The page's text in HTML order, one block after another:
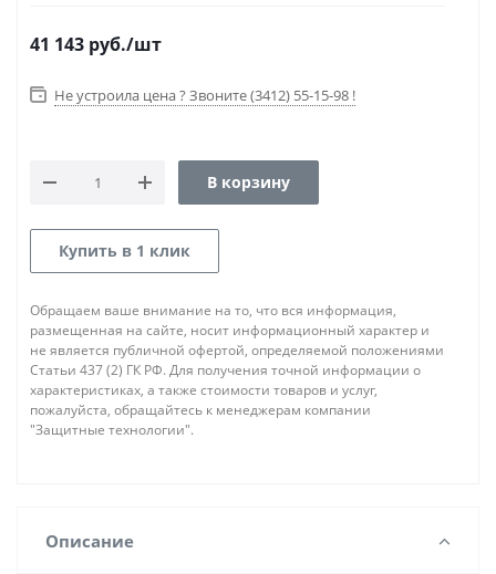
41 143 руб./шт
Не устроила цена ? Звоните (3412) 55-15-98 !
В корзину
Купить в 1 клик
Обращаем ваше внимание на то, что вся информация,
размещенная на сайте, носит информационный характер и
не является публичной офертой, определяемой положениями
Статьи 437 (2) ГК РФ. Для получения точной информации о
характеристиках, а также стоимости товаров и услуг,
пожалуйста, обращайтесь к менеджерам компании
"Защитные технологии".
Описание